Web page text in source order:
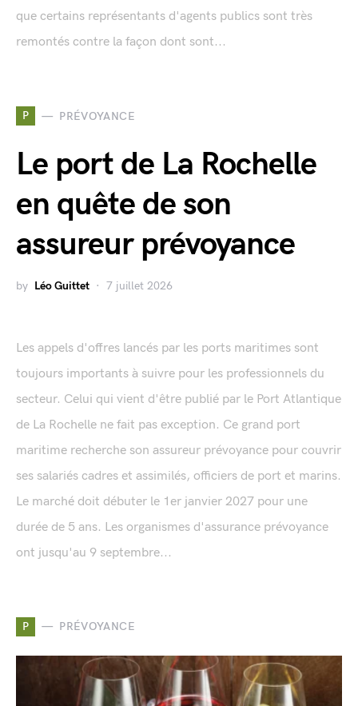
que certains représentants d'agents publics sont très
remontés contre la façon dont sont...
P PRÉVOYANCE
Le port de La Rochelle
en quête de son
assureur prévoyance
by Léo Guittet 7 juillet 2026
Les appels d'offres lancés par les ports maritimes sont
toujours importants à suivre pour les professionnels du
secteur. Celui qui vient d'être publié par le Port Atlantique
de La Rochelle ne fait pas exception. Ce grand port
maritime recherche son assureur prévoyance pour couvrir
ses salariés cadres et assimilés, officiers de port et marins.
Le marché doit débuter le 1er janvier 2027 pour une
durée de 5 ans. Les organismes d'assurance prévoyance
ont jusqu'au 9 septembre...
P PRÉVOYANCE